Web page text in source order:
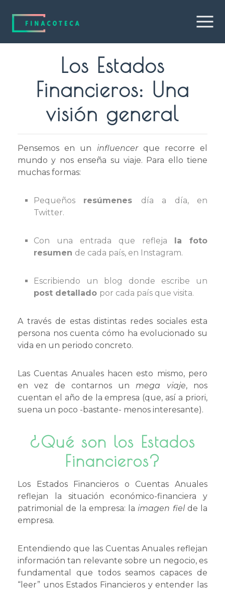
Los Estados
Financieros: Una
visión general
Pensemos en un influencerque recorre el
mundo y nos enseña su viaje. Para ello tiene
muchas formas:
Pequeños resúmenes día a día, en
Twitter.
Con una entrada que refleja la foto
resumen de cada país, en Instagram.
Escribiendo un blog donde escribe un
post detallado por cada país que visita.
A través de estas distintas redes sociales esta
persona nos cuenta cómo ha evolucionado su
vida en un periodo concreto.
Las Cuentas Anuales hacen esto mismo, pero
en vez de contarnos unmega viaje, nos
cuentan el año de la empresa (que, así a priori,
suena un poco -bastante- menos interesante).
¿Qué son los Estados
Financieros?
Los Estados Financieros o Cuentas Anuales
reflejan la situación económico-financiera y
patrimonial de la empresa: laimagen fiel de la
empresa.
Entendiendo que las Cuentas Anuales reflejan
información tan relevante sobre un negocio, es
fundamental que todos seamos capaces de
“leer” unos Estados Financieros y entender las